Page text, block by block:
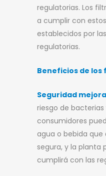
regulatorias. Los
a cumplir con
establecidos por
regulatorias.
Beneficios de
Seguridad
riesgo de bacterias
consumidores
agua o bebida que
segura, y la planta
cumplirá con las